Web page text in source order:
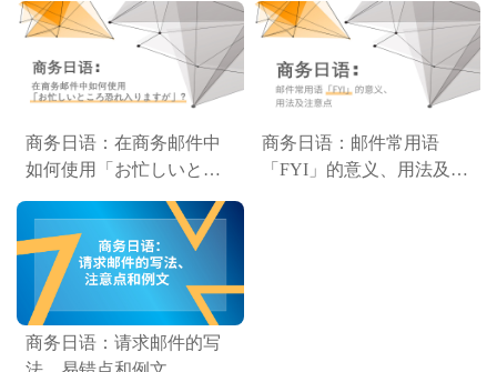
商务日语：在商务邮件中
如何使用「お忙しいとこ
商务日语：邮件常用语
「FYI」的意义、用法及注
商务日语：请求邮件的写